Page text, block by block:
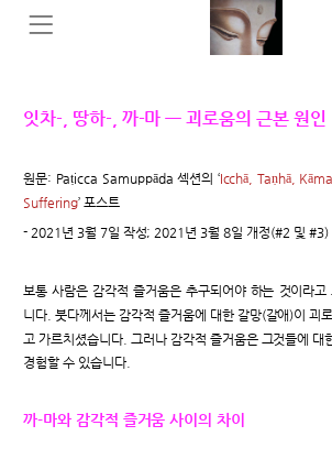
잇차-, 땅하-, 까-마 ㅡ 괴로움의 근본 원인
원문: Paṭicca Samuppāda 섹션의 ‘Icchā, Taṇhā,
Suffering’ 포스트
- 2021년 3월 7일 작성; 2021년 3월 8일 개정(#2 및 #3)
보통 사람은 감각적 즐거움은 추구되어야 하는 것이라
니다. 붓다께서는 감각적 즐거움에 대한 갈망(갈애)이 괴
고 가르치셨습니다. 그러나 감각적 즐거움은 그것들에 대
경험할 수 있습니다.
까-마와 감각적 즐거움 사이의 차이